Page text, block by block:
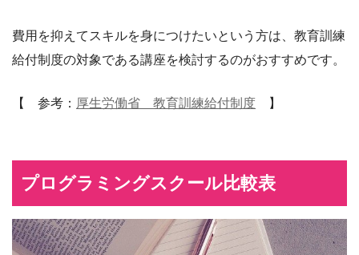
費用を抑えてスキルを身につけたいという方は、教育訓練
給付制度の対象である講座を検討するのがおすすめです。
【 参考： 厚生労働省 教育訓練給付制度 】
プログラミングスクール比較表